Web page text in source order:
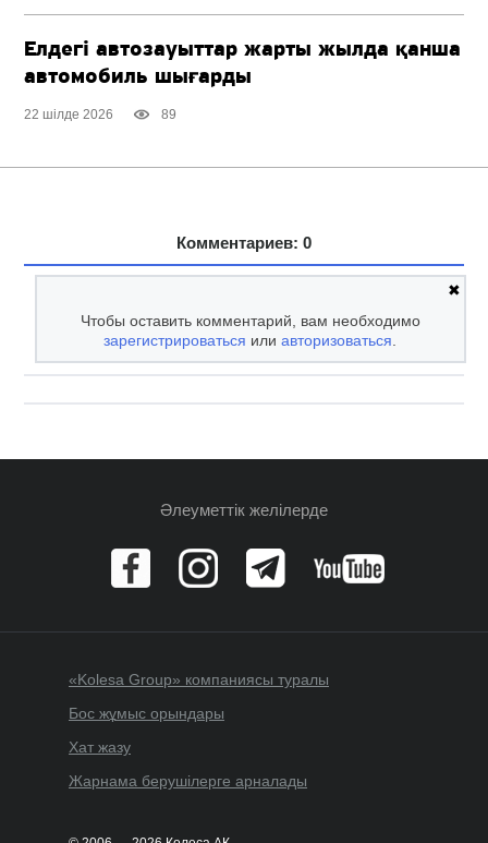
Елдегі автозауыттар жарты жылда қанша
автомобиль шығарды
22 шілде 2026 89
Комментариев: 0
✖
Чтобы оставить комментарий, вам необходимо
зарегистрироваться илиавторизоваться.
Әлеуметтік желілерде
«Kolesa Group» компаниясы туралы
Бос жұмыс орындары
Хат жазу
Жарнама берушілерге арналады